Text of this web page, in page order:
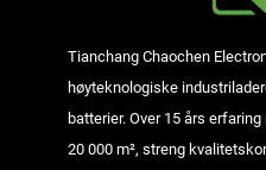
Tianchang Chaochen
høyteknologiske
batterier. Over 15 års
20 000 m², streng